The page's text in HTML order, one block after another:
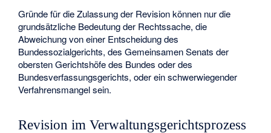
Gründe für die Zulassung der Revision können nur die
grundsätzliche Bedeutung der Rechtssache, die
Abweichung von einer Entscheidung des
Bundessozialgerichts, des Gemeinsamen Senats der
obersten Gerichtshöfe des Bundes oder des
Bundesverfassungsgerichts, oder ein schwerwiegender
Verfahrensmangel sein.
Revision im Verwaltungsgerichtsprozess